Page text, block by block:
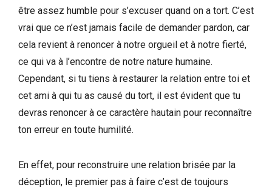
être assez humble pour s’excuser quand on a tort. C’est
vrai que ce n’est jamais facile de demander pardon, car
cela revient à renoncer à notre orgueil et à notre fierté,
ce qui va à l’encontre de notre nature humaine.
Cependant, si tu tiens à restaurer la relation entre toi et
cet ami à qui tu as causé du tort, il est évident que tu
devras renoncer à ce caractère hautain pour reconnaître
ton erreur en toute humilité.
En effet, pour reconstruire une relation brisée par la
déception, le premier pas à faire c’est de toujours